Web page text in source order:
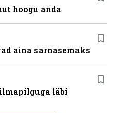
hoogu anda
aina sarnasemaks
läbi